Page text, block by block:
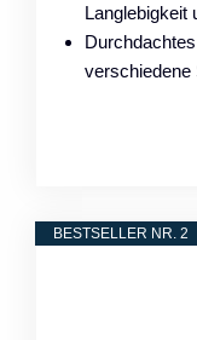
Langlebigkeit
verschiedene
BESTSELLER NR. 2